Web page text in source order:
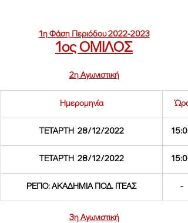
1η Φάση Περιόδου 2022-2023
1ος ΟΜΙΛΟΣ
2η Αγωνιστική
Ημερομηνία Ώρα
ΤΕΤΑΡΤΗ  28/12/2022 15:00
ΤΕΤΑΡΤΗ  28/12/2022 15:00
ΡΕΠΟ: ΑΚΑΔΗΜΙΑ ΠΟΔ. ΙΤΕΑΣ -
3η Αγωνιστική